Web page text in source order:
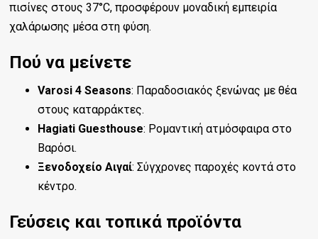
πισίνες στους 37°C, προσφέρουν μοναδική εμπειρία
χαλάρωσης μέσα στη φύση.
Πού να μείνετε
Varosi 4 Seasons: Παραδοσιακός ξενώνας με θέα
στους καταρράκτες.
Hagiati Guesthouse: Ρομαντική ατμόσφαιρα στο
Βαρόσι.
Ξενοδοχείο Αιγαί: Σύγχρονες παροχές κοντά στο
κέντρο.
Γεύσεις και τοπικά προϊόντα